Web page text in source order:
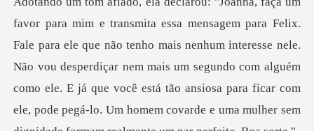
não tenho mais nenhum interesse nele.
Não vou desperdiçar nem mais um segundo com alguém
como ele. E já que você está tão ansi